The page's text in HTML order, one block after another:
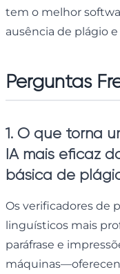
tem o melhor
ausência de plágio e
Perguntas
1. O que torna
IA mais eficaz
básica de
Os verificadores de
linguísticos mais
paráfrase e